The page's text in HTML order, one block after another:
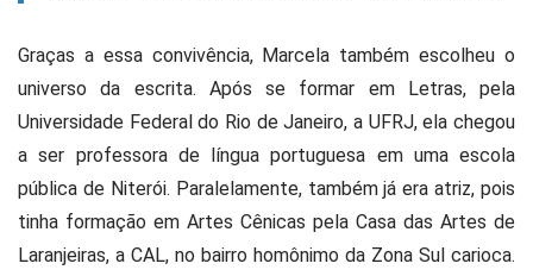
Graças a essa convivência, Marcela também escolheu o
universo da escrita. Após se formar em Letras, pela
Universidade Federal do Rio de Janeiro, a UFRJ, ela chegou
a ser professora de língua portuguesa em uma escola
pública de Niterói. Paralelamente, também já era atriz, pois
tinha formação em Artes Cênicas pela Casa das Artes de
Laranjeiras, a CAL, no bairro homônimo da Zona Sul carioca.